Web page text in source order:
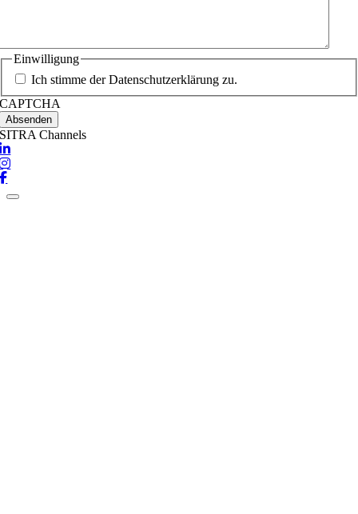
Einwilligung
Ich stimme der Datenschutzerklärung zu.
CAPTCHA
SITRA Channels